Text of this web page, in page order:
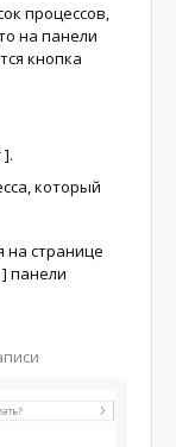
процессов,
на панели
кнопка
].
который
на странице
] панели